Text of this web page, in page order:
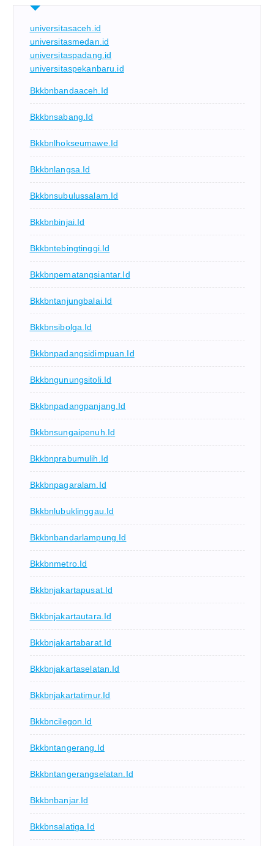
universitasaceh.id
universitasmedan.id
universitaspadang.id
universitaspekanbaru.id
Bkkbnbandaaceh.id
Bkkbnsabang.id
Bkkbnlhokseumawe.id
Bkkbnlangsa.id
Bkkbnsubulussalam.id
Bkkbnbinjai.id
Bkkbntebingtinggi.id
Bkkbnpematangsiantar.id
Bkkbntanjungbalai.id
Bkkbnsibolga.id
Bkkbnpadangsidimpuan.id
Bkkbngunungsitoli.id
Bkkbnpadangpanjang.id
Bkkbnsungaipenuh.id
Bkkbnprabumulih.id
Bkkbnpagaralam.id
Bkkbnlubuklinggau.id
Bkkbnbandarlampung.id
Bkkbnmetro.id
Bkkbnjakartapusat.id
Bkkbnjakartautara.id
Bkkbnjakartabarat.id
Bkkbnjakartaselatan.id
Bkkbnjakartatimur.id
Bkkbncilegon.id
Bkkbntangerang.id
Bkkbntangerangselatan.id
Bkkbnbanjar.id
Bkkbnsalatiga.id